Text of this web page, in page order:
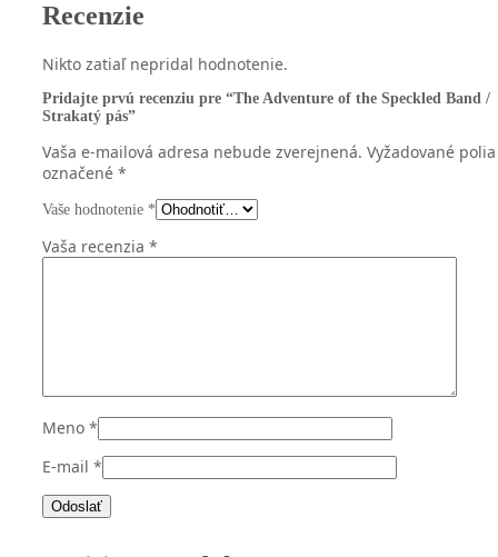
Recenzie
Nikto zatiaľ nepridal hodnotenie.
Pridajte prvú recenziu pre “The Adventure of the Speckled Band /
Strakatý pás”
Vaša e-mailová adresa nebude zverejnená. Vyžadované
označené *
Vaše hodnotenie *
Vaša recenzia *
Meno *
E-mail *